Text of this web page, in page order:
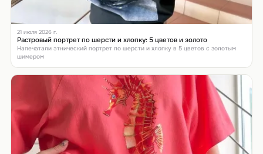
21 июля 2026 г.
Растровый портрет по шерсти и хлопку: 5 цветов и золото
Напечатали этнический портрет по шерсти и хлопку в 5 цветов с золотым
шимером